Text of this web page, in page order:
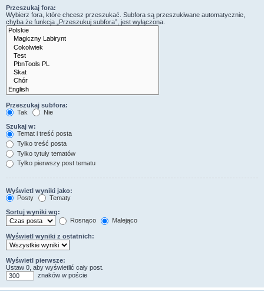
Przeszukaj fora:
Wybierz fora, które chcesz przeszukać. Subfora są przeszukiwane automatycznie,
chyba że funkcja „Przeszukuj subfora”, jest wyłączona.
Przeszukaj subfora:
Tak
Nie
Szukaj w:
Temat i treść posta
Tylko treść posta
Tylko tytuły tematów
Tylko pierwszy post tematu
Wyświetl wyniki jako:
Posty
Tematy
Sortuj wyniki wg:
Rosnąco
Malejąco
Wyświetl wyniki z ostatnich:
Wyświetl pierwsze:
Ustaw 0, aby wyświetlić cały post.
znaków w poście